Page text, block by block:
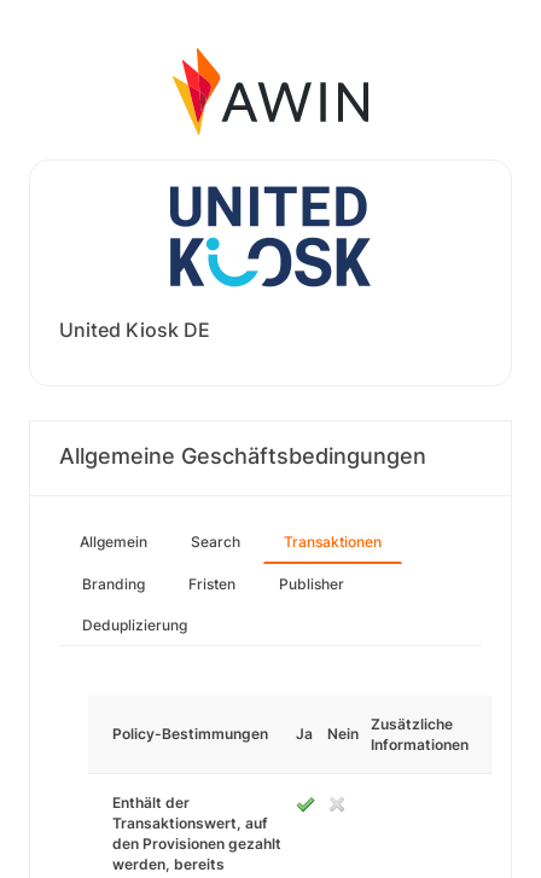
United Kiosk DE
Allgemeine Geschäftsbedingungen
Allgemein Search Transaktionen
Branding Fristen Publisher
Deduplizierung
Policy-Bestimmungen Ja Nein
Zusätzliche
Informationen
Enthält der
Transaktionswert, auf
den Provisionen gezahlt
werden, bereits